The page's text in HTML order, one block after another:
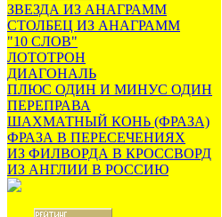
ЗВЕЗДА ИЗ АНАГРАММ
СТОЛБЕЦ ИЗ АНАГРАММ
"10 СЛОВ"
ЛОТОТРОН
ДИАГОНАЛЬ
ПЛЮС ОДИН И МИНУС ОДИН
ПЕРЕПРАВА
ШАХМАТНЫЙ КОНЬ (ФРАЗА)
ФРАЗА В ПЕРЕСЕЧЕНИЯХ
ИЗ ФИЛВОРДА В КРОССВОРД
ИЗ АНГЛИИ В РОССИЮ